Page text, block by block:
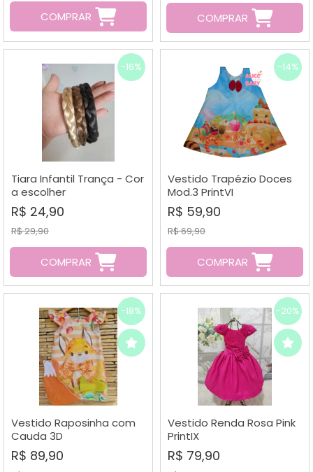
COMPRAR COMPRAR
-16%
Tiara Infantil Trança - Cor
a escolher
R$ 24,90
R$ 29,90
COMPRAR
-14%
Vestido Trapézio Doces
Mod.3 PrintVI
R$ 59,90
R$ 69,90
COMPRAR
-18%
Vestido Raposinha com
Cauda 3D
R$ 89,90
-20%
Vestido Renda Rosa Pink
PrintIX
R$ 79,90